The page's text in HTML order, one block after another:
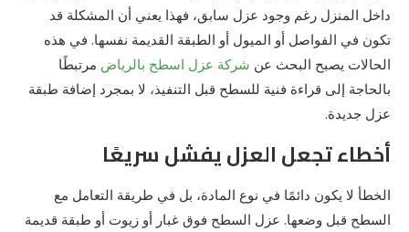
داخل المنزل رغم وجود عزل سابق، فهذا يعني أن المشكلة قد
تكون في الفواصل أو الميول أو الطبقة القديمة نفسها. في هذه
الحالات يصبح البحث عن شركة عزل اسطح بالرياض مرتبطًا
بالحاجة إلى قراءة فنية للسطح قبل التنفيذ، لا بمجرد إضافة طبقة
عزل جديدة.
أخطاء تجعل العزل يفشل سريعًا
الخطأ لا يكون دائمًا في نوع المادة، بل في طريقة التعامل مع
السطح قبل وضعها. عزل السطح فوق غبار أو زيوت أو طبقة قديمة